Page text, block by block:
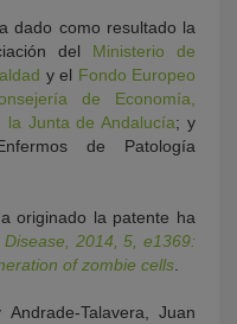
dado como resultado la
del Ministerio de
y el Fondo Europeo
de Economía,
la Junta de Andalucía; y
de Patología
originado la patente ha
2014, 5, e1369:
of zombie cells
Talavera, Juan